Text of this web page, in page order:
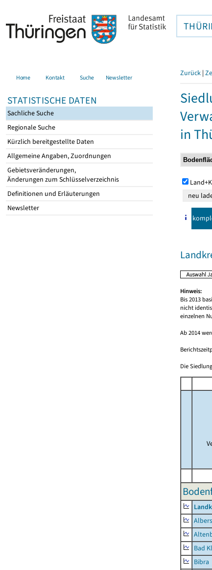
Home Kontakt Suche Newsletter
STATISTISCHE DATEN
Sachliche Suche
Regionale Suche
Kürzlich bereitgestellte Daten
Allgemeine Angaben, Zuordnungen
Gebietsveränderungen,
Änderungen zum Schlüsselverzeichnis
Definitionen und Erläuterungen
Newsletter
Zurück |
in
Hinweis:
Bis 2013
nicht
einzelnen
Ab 2014
Die
Bad
Bibra